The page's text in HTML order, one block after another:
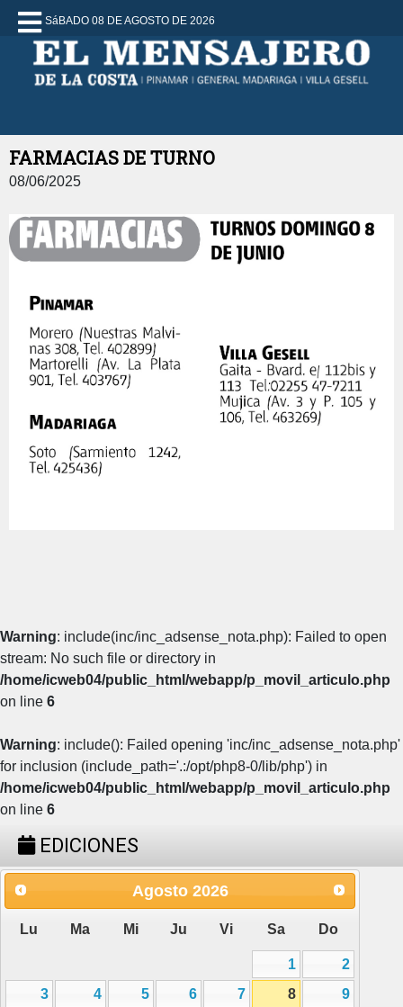
SáBADO 08 DE AGOSTO DE 2026
FARMACIAS DE TURNO
08/06/2025
Warning: include(inc/inc_adsense_nota.php): Failed to open
stream: No such file or directory in
/home/icweb04/public_html/webapp/p_movil_articulo.php
on line 6
Warning: include(): Failed opening 'inc/inc_adsense_nota.php'
for inclusion (include_path='.:/opt/php8-0/lib/php') in
/home/icweb04/public_html/webapp/p_movil_articulo.php
on line 6
EDICIONES
Agosto 2026
Lu Ma Mi Ju Vi Sa Do
1
2
3
4 5 6 7 8
9